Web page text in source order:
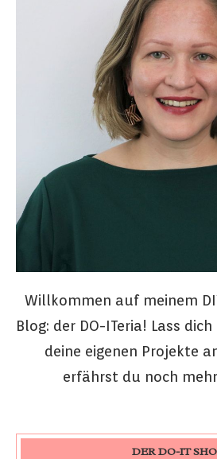
Willkommen auf meinem
Blog: der DO-ITeria! Lass
deine eigenen Projekte
erfährst du noch
DER DO-IT